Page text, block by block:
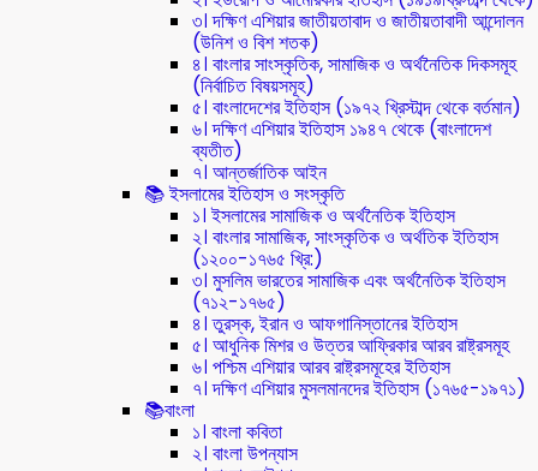
৩। দক্ষিণ এশিয়ার জাতীয়তাবাদ ও জাতীয়তাবাদী আন্দোলন
(উনিশ ও বিশ শতক)
৪। বাংলার সাংস্কৃতিক, সামাজিক ও অর্থনৈতিক দিকসমূহ
(নির্বাচিত বিষয়সমূহ)
৫। বাংলাদেশের ইতিহাস (১৯৭২ খ্রিস্টাব্দ থেকে বর্তমান)
৬। দক্ষিণ এশিয়ার ইতিহাস ১৯৪৭ থেকে (বাংলাদেশ
ব্যতীত)
৭। আন্তর্জাতিক আইন
📚 ইসলামের ইতিহাস ও সংস্কৃতি
১। ইসলামের সামাজিক ও অর্থনৈতিক ইতিহাস
২। বাংলার সামাজিক, সাংস্কৃতিক ও অর্থতিক ইতিহাস
(১২০০-১৭৬৫ খ্রি:)
৩। মুসলিম ভারতের সামাজিক এবং অর্থনৈতিক ইতিহাস
(৭১২-১৭৬৫)
৪। তুরস্ক, ইরান ও আফগানিস্তানের ইতিহাস
৫। আধুনিক মিশর ও উত্তর আফ্রিকার আরব রাষ্ট্রসমূহ
৬। পশ্চিম এশিয়ার আরব রাষ্ট্রসমূহের ইতিহাস
৭। দক্ষিণ এশিয়ার মুসলমানদের ইতিহাস (১৭৬৫-১৯৭১)
📚বাংলা
১। বাংলা কবিতা
২। বাংলা উপন্যাস